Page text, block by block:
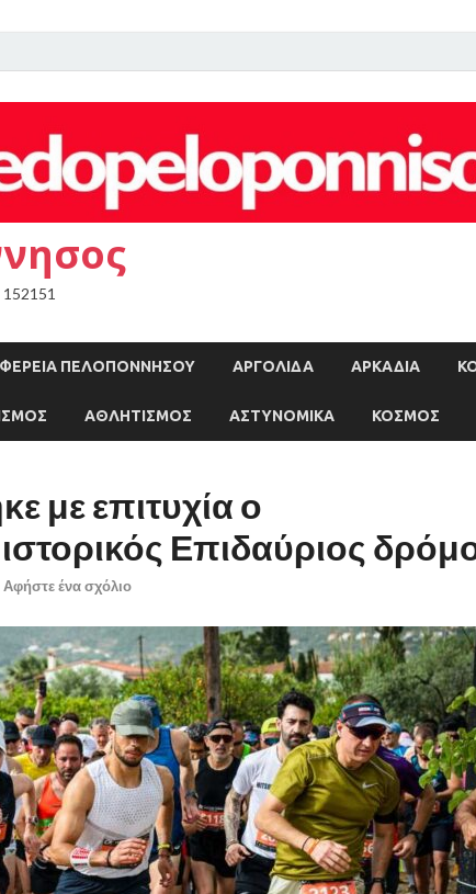
ΠΕΛΟΠΟΝΝΗΣΟΥ ΑΡΓΟΛΙΔΑ ΑΡΚΑΔΙΑ
ΑΘΛΗΤΙΣΜΟΣ ΑΣΤΥΝΟΜΙΚΑ ΚΟΣΜΟΣ
με επιτυχία ο
Επιδαύριος
Αφήστε ένα σχόλιο